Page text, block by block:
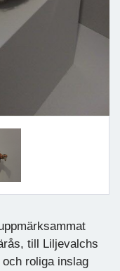
till Liljevalchs
roliga inslag